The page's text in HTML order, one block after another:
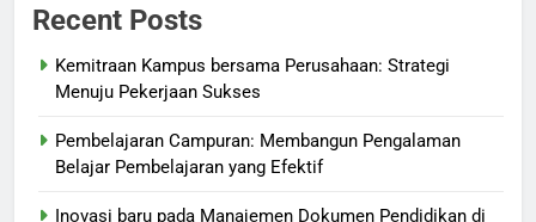
Recent Posts
Kemitraan Kampus bersama Perusahaan: Strategi
Menuju Pekerjaan Sukses
Pembelajaran Campuran: Membangun Pengalaman
Belajar Pembelajaran yang Efektif
Inovasi baru pada Manajemen Dokumen Pendidikan di